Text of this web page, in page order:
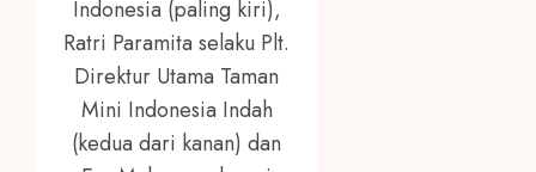
Indonesia (paling kiri),
Ratri Paramita selaku Plt.
Direktur Utama Taman
Mini Indonesia Indah
(kedua dari kanan) dan